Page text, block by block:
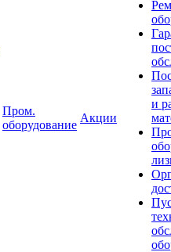
Пром.
оборудование
Акции
и